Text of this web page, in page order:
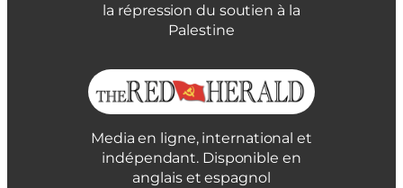
la répression du soutien à la
Palestine
Media en ligne, international et
indépendant. Disponible en
anglais et espagnol